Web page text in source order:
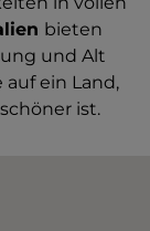
bieten
und Alt
ein Land,
ist.